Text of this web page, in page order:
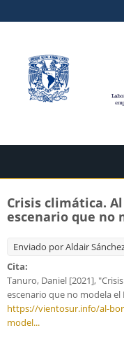
Crisis climática.
escenario que no
Enviado porAldair
Cita:
Tanuro, Daniel [2021],
escenario que no modela el
https://vientosur.info/al-
model...